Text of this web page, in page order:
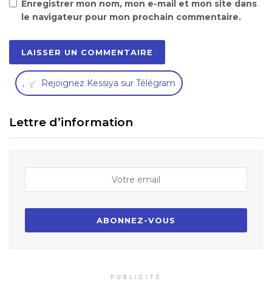
Enregistrer mon nom, mon e-mail et mon site dans
le navigateur pour mon prochain commentaire.
, Rejoignez Kessiya sur Télégram
Lettre d’information
PUBLICITÉ